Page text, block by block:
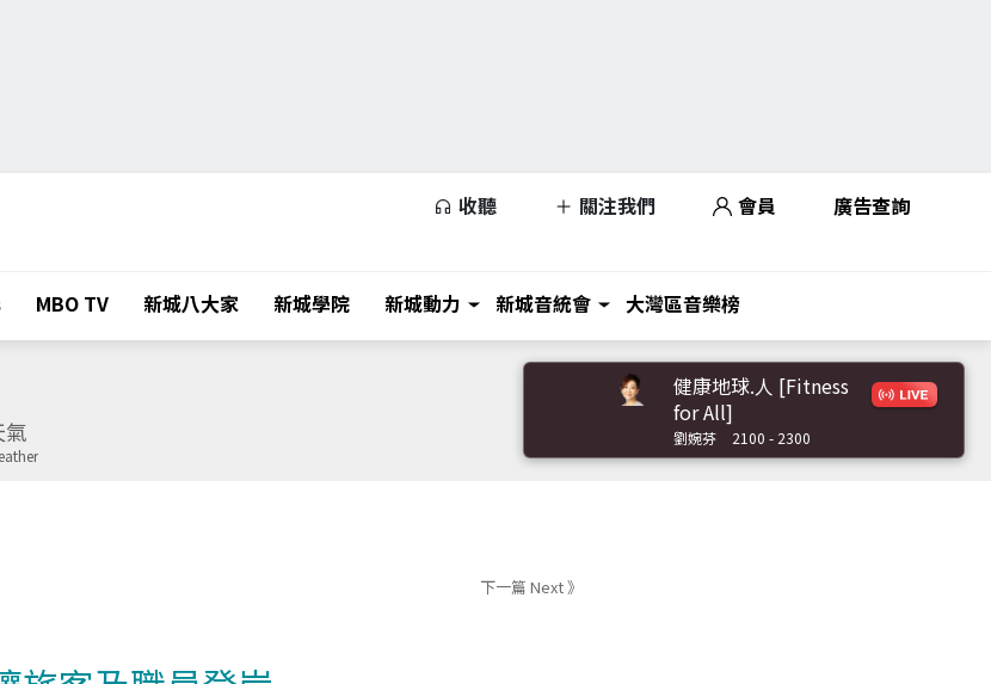
收聽 關注我們 會員 廣告查詢
MBO TV 新城八大家 新城學院 新城動力 新城音統會 大灣區音樂榜
氣
健康地球.人 [Fitness
for All]
劉婉芬 2100 - 2300
下一篇 Next 》